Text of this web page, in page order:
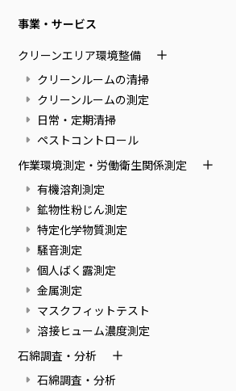
事業・サービス
クリーンエリア環境整備
クリーンルームの清掃
クリーンルームの測定
日常・定期清掃
ペストコントロール
作業環境測定・労働衛生関係測定
有機溶剤測定
鉱物性粉じん測定
特定化学物質測定
騒音測定
個人ばく露測定
金属測定
マスクフィットテスト
溶接ヒューム濃度測定
石綿調査・分析
石綿調査・分析